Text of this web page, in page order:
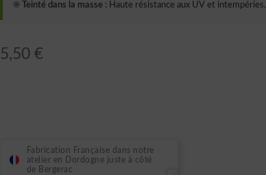
☀️ Teinté dans la masse : Haute résistance aux UV et intempéries.
5,50 €
Fabrication Française dans notre
atelier en Dordogne juste à côté
de Bergerac